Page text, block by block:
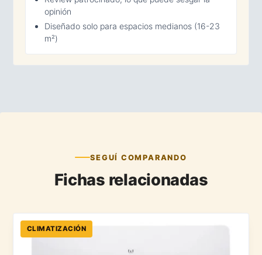
opinión
Diseñado solo para espacios medianos (16-23
m²)
SEGUÍ COMPARANDO
Fichas relacionadas
CLIMATIZACIÓN